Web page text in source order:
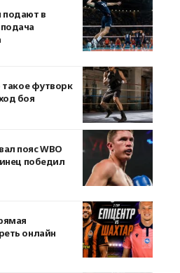
в
такое футворк
боя
пояс WBO
победил
онлайн